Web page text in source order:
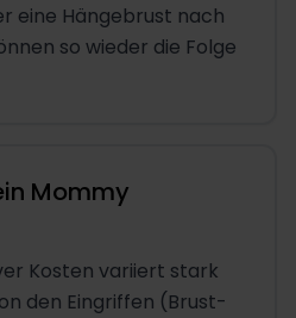
eine Hängebrust nach
so wieder die Folge
Mommy
Kosten variiert stark
den Eingriffen (Brust-